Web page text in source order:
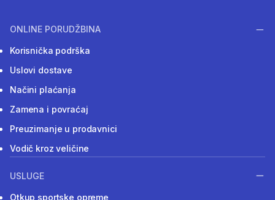
ONLINE PORUDŽBINA
Korisnička podrška
Uslovi dostave
Načini plaćanja
Zamena i povraćaj
Preuzimanje u prodavnici
Vodič kroz veličine
USLUGE
Otkup sportske opreme